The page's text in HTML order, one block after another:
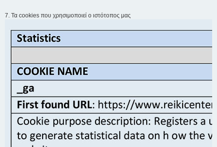
7. Τα cookies που χρησιμοποιεί ο ιστότοπος μας